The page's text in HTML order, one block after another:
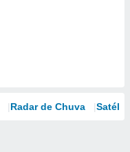
Radar de Chuva